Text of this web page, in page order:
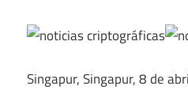
Singapur, Singapur, 8 de